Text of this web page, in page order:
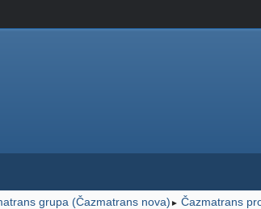
grupa (Čazmatrans nova) ► Čazmatrans